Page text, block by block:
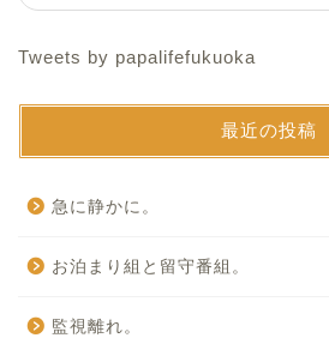
Tweets by papalifefukuoka
最近の投稿
急に静かに。
お泊まり組と留守番組。
監視離れ。